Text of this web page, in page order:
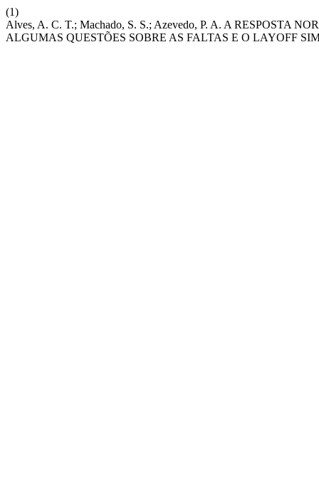
(1)
Alves, A. C. T.; Machado, S. S.; Azevedo, P. A. A RESPOSTA
ALGUMAS QUESTÕES SOBRE AS FALTAS E O LAYOFF